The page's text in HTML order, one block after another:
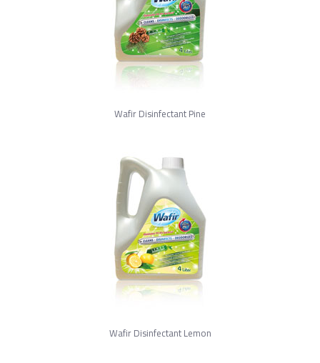
Wafir Disinfectant Pine
Wafir Disinfectant Lemon